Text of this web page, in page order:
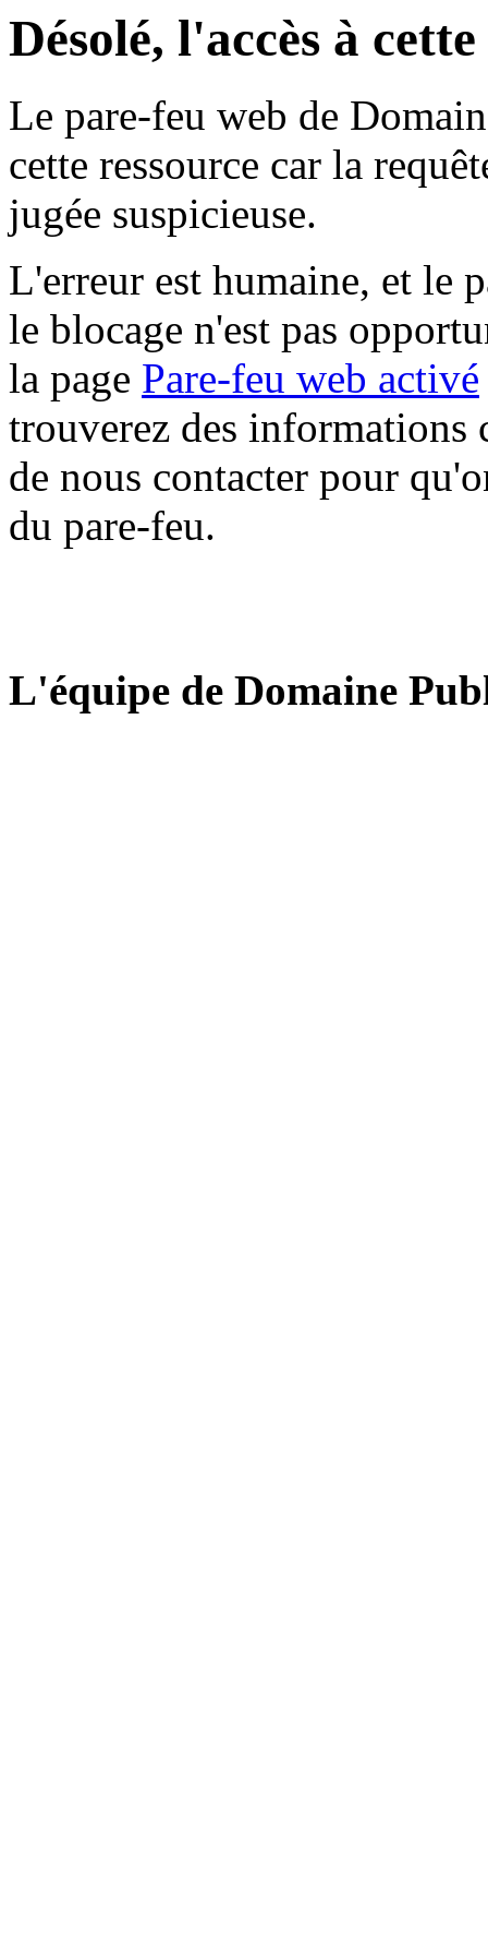
Désolé, l'accès à
Le pare-feu web de
cette ressource car la
jugée suspicieuse.
L'erreur est humaine, et le
le blocage n'est pas
la page Pare-feu web activé
trouverez des informations
de nous contacter pour
du pare-feu.
L'équipe de Domaine